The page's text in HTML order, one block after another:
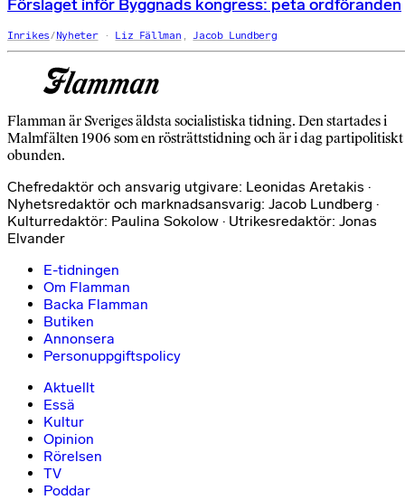
Förslaget inför Byggnads kongress: peta ordföranden
Inrikes /Nyheter Liz Fällman Jacob Lundberg
Flamman är Sveriges äldsta socialistiska tidning. Den startades i
Malmfälten 1906 som en rösträttstidning och är i dag partipolitiskt
obunden.
Chefredaktör och ansvarig utgivare: Leonidas Aretakis ·
Nyhetsredaktör och marknadsansvarig: Jacob Lundberg ·
Kulturredaktör: Paulina Sokolow · Utrikesredaktör: Jonas
Elvander
E-tidningen
Om Flamman
Backa Flamman
Butiken
Annonsera
Personuppgiftspolicy
Aktuellt
Essä
Kultur
Opinion
Rörelsen
TV
Poddar